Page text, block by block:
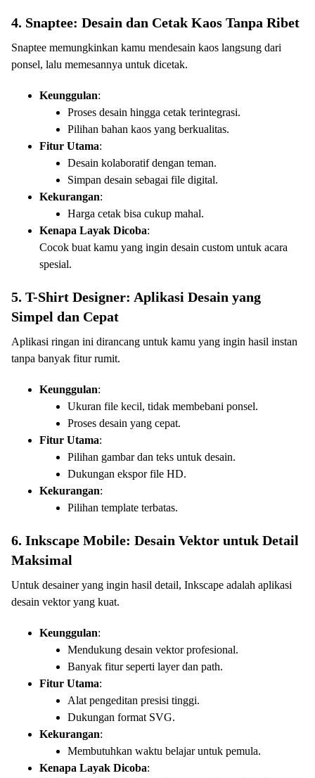
4. Snaptee: Desain dan Cetak Kaos Tanpa Ribet
Snaptee memungkinkan kamu mendesain kaos langsung dari
ponsel, lalu memesannya untuk dicetak.
Keunggulan:
Proses desain hingga cetak terintegrasi.
Pilihan bahan kaos yang berkualitas.
Fitur Utama:
Desain kolaboratif dengan teman.
Simpan desain sebagai file digital.
Kekurangan:
Harga cetak bisa cukup mahal.
Kenapa Layak Dicoba:
Cocok buat kamu yang ingin desain custom untuk acara
spesial.
5. T-Shirt Designer: Aplikasi Desain yang
Simpel dan Cepat
Aplikasi ringan ini dirancang untuk kamu yang ingin hasil instan
tanpa banyak fitur rumit.
Keunggulan:
Ukuran file kecil, tidak membebani ponsel.
Proses desain yang cepat.
Fitur Utama:
Pilihan gambar dan teks untuk desain.
Dukungan ekspor file HD.
Kekurangan:
Pilihan template terbatas.
6. Inkscape Mobile: Desain Vektor untuk Detail
Maksimal
Untuk desainer yang ingin hasil detail, Inkscape adalah aplikasi
desain vektor yang kuat.
Keunggulan:
Mendukung desain vektor profesional.
Banyak fitur seperti layer dan path.
Fitur Utama:
Alat pengeditan presisi tinggi.
Dukungan format SVG.
Kekurangan:
Membutuhkan waktu belajar untuk pemula.
Kenapa Layak Dicoba: